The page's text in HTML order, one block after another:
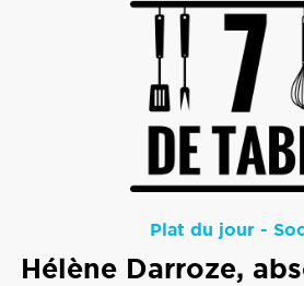
Plat du jour-
Hélène Darroze,